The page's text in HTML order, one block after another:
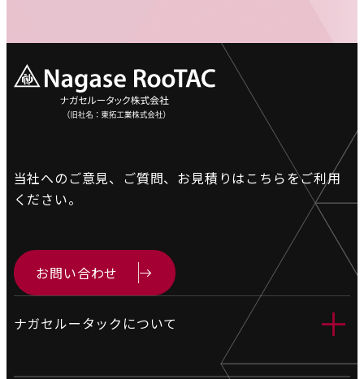
ナガセルータックについて ＋
会社情報
当社へのご意見、ご質問、お見積りはこちらをご利用
ください。
お問い合わせ